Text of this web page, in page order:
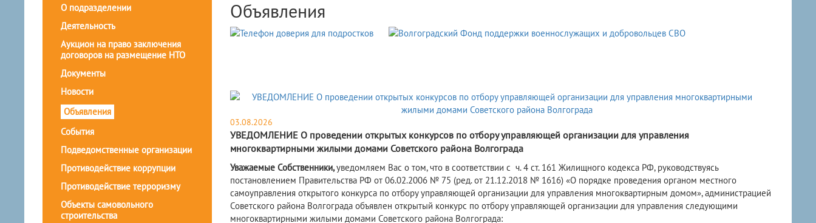
О подразделении
Деятельность
Аукцион на право заключения
договоров на размещение НТО
Документы
Новости
Объявления
События
Подведомственные организации
Противодействие коррупции
Противодействие терроризму
Объекты самовольного
строительства
Объявления
03.08.2026
УВЕДОМЛЕНИЕ О проведении открытых конкурсов по отбору управляющей организации для управления
многоквартирными жилыми домами Советского района Волгограда
УважаемыеСобственники,уведомляем Вас о том, что в соответствии с ч. 4 ст. 161 Жилищного кодекса РФ, руководствуясь
постановлением Правительства РФ от 06.02.2006 № 75 (ред. от 21.12.2018 № 1616) «О порядке проведения органом местного
самоуправления открытого конкурса по отбору управляющей организации для управления многоквартирным домом», администрацией
Советского района Волгограда объявлен открытый конкурс по отбору управляющей организации для управления следующими
многоквартирными жилыми домами Советского района Волгограда: